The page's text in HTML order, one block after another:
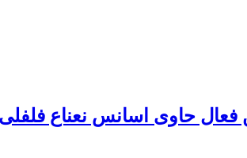
حاوی اسانس نعناع فلفلی